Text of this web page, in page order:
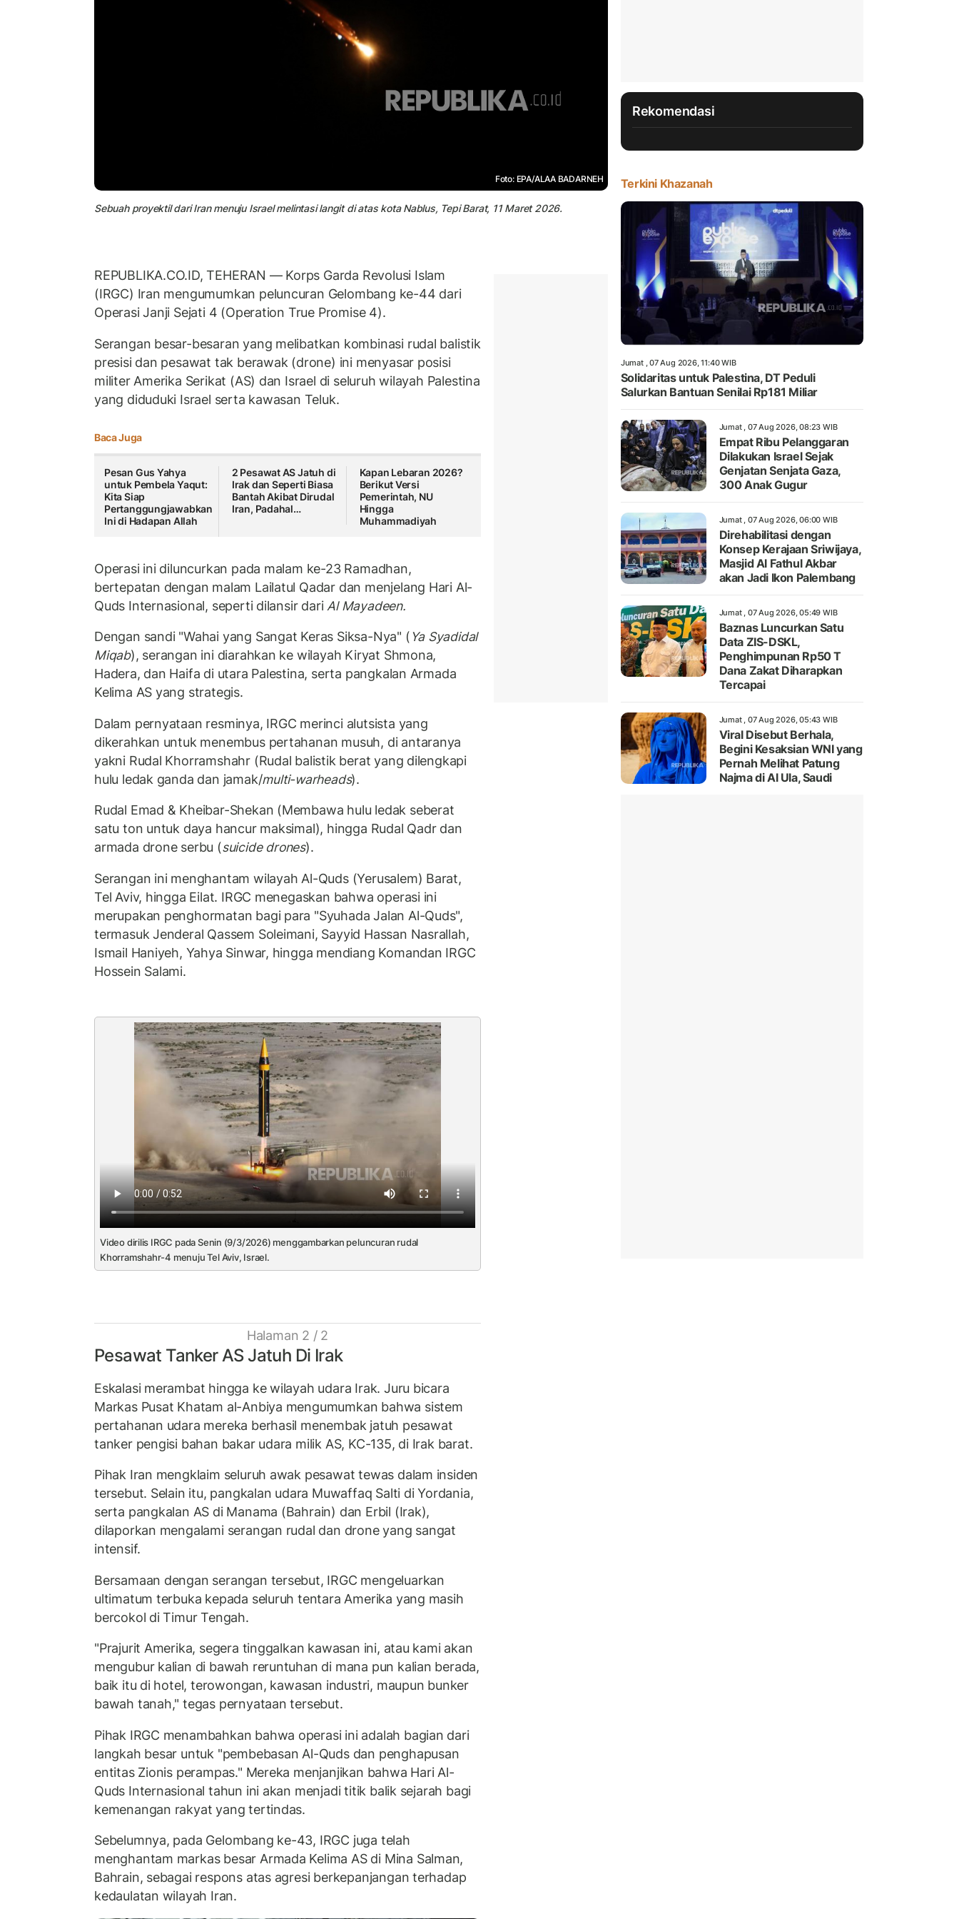
Foto: EPA/ALAA BADARNEH
Sebuah proyektil dari Iran menuju Israel melintasi langit di atas kota Nablus, Tepi Barat, 11 Maret 2026.
REPUBLIKA.CO.ID, TEHERAN — Korps Garda Revolusi Islam
(IRGC) Iran mengumumkan peluncuran Gelombang ke-44 dari
Operasi Janji Sejati 4 (Operation True Promise 4).
Serangan besar-besaran yang melibatkan kombinasi rudal balistik
presisi dan pesawat tak berawak (drone) ini menyasar posisi
militer Amerika Serikat (AS) dan Israel di seluruh wilayah Palestina
yang diduduki Israel serta kawasan Teluk.
Baca Juga
Pesan Gus Yahya
untuk Pembela Yaqut:
Kita Siap
Pertanggungjawabkan
Ini di Hadapan Allah
2 Pesawat AS Jatuh di
Irak dan Seperti Biasa
Bantah Akibat Dirudal
Iran, Padahal…
Kapan Lebaran 2026?
Berikut Versi
Pemerintah, NU
Hingga
Muhammadiyah
Operasi ini diluncurkan pada malam ke-23 Ramadhan,
bertepatan dengan malam Lailatul Qadar dan menjelang Hari Al-
Quds Internasional, seperti dilansir dari Al Mayadeen.
Dengan sandi "Wahai yang Sangat Keras Siksa-Nya" (Ya Syadidal
Miqab), serangan ini diarahkan ke wilayah Kiryat Shmona,
Hadera, dan Haifa di utara Palestina, serta pangkalan Armada
Kelima AS yang strategis.
Dalam pernyataan resminya, IRGC merinci alutsista yang
dikerahkan untuk menembus pertahanan musuh, di antaranya
yakni Rudal Khorramshahr (Rudal balistik berat yang dilengkapi
hulu ledak ganda dan jamak/multi-warheads).
Rudal Emad & Kheibar-Shekan (Membawa hulu ledak seberat
satu ton untuk daya hancur maksimal), hingga Rudal Qadr dan
armada drone serbu (suicide drones).
Serangan ini menghantam wilayah Al-Quds (Yerusalem) Barat,
Tel Aviv, hingga Eilat. IRGC menegaskan bahwa operasi ini
merupakan penghormatan bagi para "Syuhada Jalan Al-Quds",
termasuk Jenderal Qassem Soleimani, Sayyid Hassan Nasrallah,
Ismail Haniyeh, Yahya Sinwar, hingga mendiang Komandan IRGC
Hossein Salami.
Video dirilis IRGC pada Senin (9/3/2026) menggambarkan peluncuran rudal
Khorramshahr-4 menuju Tel Aviv, Israel.
Halaman 2 / 2
Pesawat Tanker AS Jatuh Di Irak
Eskalasi merambat hingga ke wilayah udara Irak. Juru bicara
Markas Pusat Khatam al-Anbiya mengumumkan bahwa sistem
pertahanan udara mereka berhasil menembak jatuh pesawat
tanker pengisi bahan bakar udara milik AS, KC-135, di Irak barat.
Pihak Iran mengklaim seluruh awak pesawat tewas dalam insiden
tersebut. Selain itu, pangkalan udara Muwaffaq Salti di Yordania,
serta pangkalan AS di Manama (Bahrain) dan Erbil (Irak),
dilaporkan mengalami serangan rudal dan drone yang sangat
intensif.
Bersamaan dengan serangan tersebut, IRGC mengeluarkan
ultimatum terbuka kepada seluruh tentara Amerika yang masih
bercokol di Timur Tengah.
"Prajurit Amerika, segera tinggalkan kawasan ini, atau kami akan
mengubur kalian di bawah reruntuhan di mana pun kalian berada,
baik itu di hotel, terowongan, kawasan industri, maupun bunker
bawah tanah," tegas pernyataan tersebut.
Pihak IRGC menambahkan bahwa operasi ini adalah bagian dari
langkah besar untuk "pembebasan Al-Quds dan penghapusan
entitas Zionis perampas." Mereka menjanjikan bahwa Hari Al-
Quds Internasional tahun ini akan menjadi titik balik sejarah bagi
kemenangan rakyat yang tertindas.
Sebelumnya, pada Gelombang ke-43, IRGC juga telah
menghantam markas besar Armada Kelima AS di Mina Salman,
Bahrain, sebagai respons atas agresi berkepanjangan terhadap
kedaulatan wilayah Iran.
Rekomendasi
Terkini Khazanah
Jumat , 07 Aug 2026, 11:40 WIB
Solidaritas untuk Palestina, DT Peduli
Salurkan Bantuan Senilai Rp181 Miliar
Jumat , 07 Aug 2026, 08:23 WIB
Empat Ribu Pelanggaran
Dilakukan Israel Sejak
Genjatan Senjata Gaza,
300 Anak Gugur
Jumat , 07 Aug 2026, 06:00 WIB
Direhabilitasi dengan
Konsep Kerajaan Sriwijaya,
Masjid Al Fathul Akbar
akan Jadi Ikon Palembang
Jumat , 07 Aug 2026, 05:49 WIB
Baznas Luncurkan Satu
Data ZIS-DSKL,
Penghimpunan Rp50 T
Dana Zakat Diharapkan
Tercapai
Jumat , 07 Aug 2026, 05:43 WIB
Viral Disebut Berhala,
Begini Kesaksian WNI yang
Pernah Melihat Patung
Najma di Al Ula, Saudi